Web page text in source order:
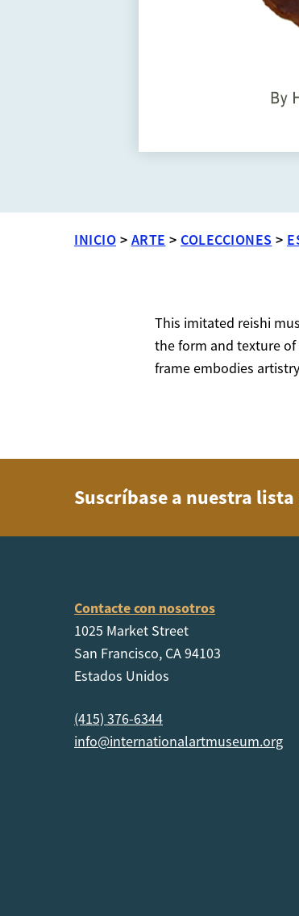
INICIO > ARTE > COLECCIONES >
This imitated reishi
the form and texture
frame embodies
Suscríbase a nuestra
Contacte con nosotros
1025 Market Street
San Francisco, CA 94103
Estados Unidos
(415) 376-6344
info@internationalartmuseum.org